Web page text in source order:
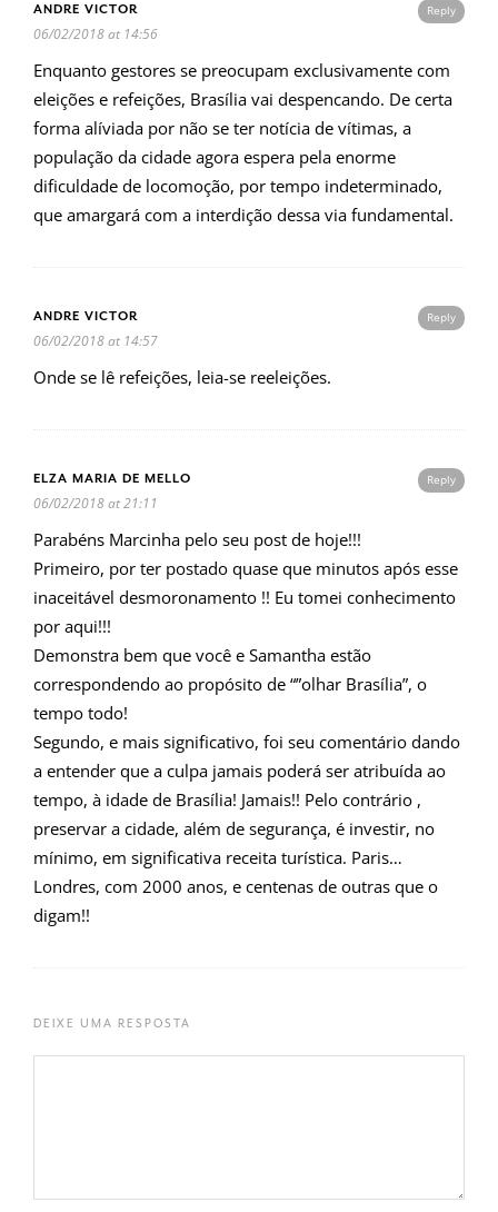
Reply
ANDRE VICTOR
06/02/2018 at 14:56
Enquanto gestores se preocupam exclusivamente com
eleições e refeições, Brasília vai despencando. De certa
forma alíviada por não se ter notícia de vítimas, a
população da cidade agora espera pela enorme
dificuldade de locomoção, por tempo indeterminado,
que amargará com a interdição dessa via fundamental.
Reply
ANDRE VICTOR
06/02/2018 at 14:57
Onde se lê refeições, leia-se reeleições.
Reply
ELZA MARIA DE MELLO
06/02/2018 at 21:11
Parabéns Marcinha pelo seu post de hoje!!!
Primeiro, por ter postado quase que minutos após esse
inaceitável desmoronamento !! Eu tomei conhecimento
por aqui!!!
Demonstra bem que você e Samantha estão
correspondendo ao propósito de “”olhar Brasília”, o
tempo todo!
Segundo, e mais significativo, foi seu comentário dando
a entender que a culpa jamais poderá ser atribuída ao
tempo, à idade de Brasília! Jamais!! Pelo contrário ,
preservar a cidade, além de segurança, é investir, no
mínimo, em significativa receita turística. Paris…
Londres, com 2000 anos, e centenas de outras que o
digam!!
DEIXE UMA RESPOSTA